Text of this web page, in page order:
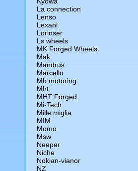
La connection
Lenso
Lexani
Lorinser
Ls wheels
MK Forged Wheels
Mak
Mandrus
Marcello
Mb motoring
Mht
MHT Forged
Mi-Tech
Mille miglia
MIM
Momo
Msw
Neeper
Niche
Nokian-vianor
NZ